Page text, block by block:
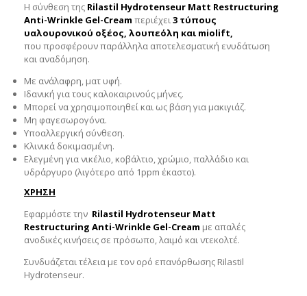
Η σύνθεση της Rilastil Hydrotenseur Matt Restructuring
Anti-Wrinkle Gel-Cream περιέχει3 τύπους
υαλουρονικού οξέος, λουπεόλη και miolift,
που προσφέρουν παράλληλα αποτελεσματική ενυδάτωση
και αναδόμηση.
Με ανάλαφρη, ματ υφή.
Ιδανική για τους καλοκαιρινούς μήνες.
Μπορεί να χρησιμοποιηθεί και ως βάση για μακιγιάζ.
Μη φαγεσωρογόνα.
Υποαλλεργική σύνθεση.
Κλινικά δοκιμασμένη.
Ελεγμένη για νικέλιο, κοβάλτιο, χρώμιο, παλλάδιο και
υδράργυρο (λιγότερο από 1ppm έκαστο).
ΧΡΗΣΗ
Εφαρμόστε την Rilastil Hydrotenseur Matt
Restructuring Anti-Wrinkle Gel-Cream με απαλές
ανοδικές κινήσεις σε πρόσωπο, λαιμό και ντεκολτέ.
Συνδυάζεται τέλεια με τον ορό επανόρθωσης Rilastil
Hydrotenseur.